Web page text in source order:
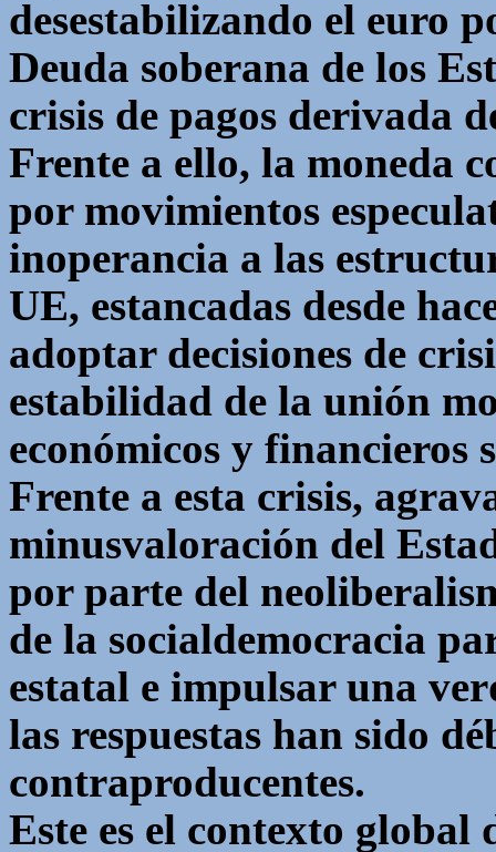
desestabilizando el euro
Deuda soberana de los
crisis de pagos derivada
Frente a ello, la moneda
por movimientos
inoperancia a las
UE, estancadas desde
adoptar decisiones de
estabilidad de la unión
económicos y financieros
Frente a esta crisis,
minusvaloración del
por parte del
de la socialdemocracia
estatal e impulsar una
las respuestas han sido
contraproducentes.
Este es el contexto global